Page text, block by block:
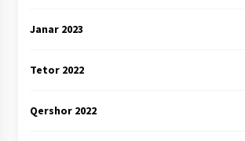
Janar 2023
Tetor 2022
Qershor 2022